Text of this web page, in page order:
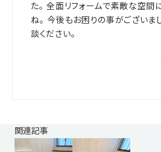
た。 全面リフォームで素敵な空間
ね。 今後もお困りの事がございま
談ください。
関連記事